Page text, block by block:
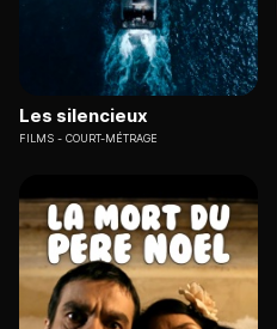
Les silencieux
FILMS COURT-MÉTRAGE